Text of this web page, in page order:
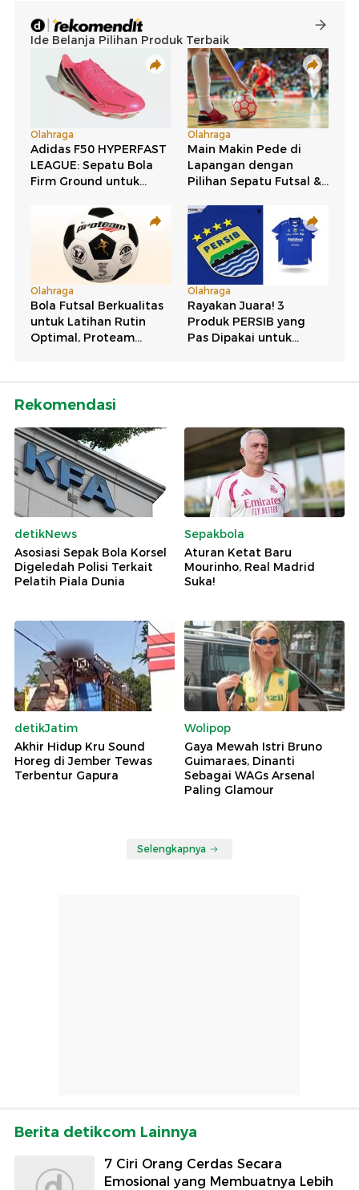
Rekomendasi
detikNews
Asosiasi Sepak Bola Korsel
Digeledah Polisi Terkait
Pelatih Piala Dunia
Sepakbola
Aturan Ketat Baru
Mourinho, Real Madrid
Suka!
detikJatim
Akhir Hidup Kru Sound
Horeg di Jember Tewas
Terbentur Gapura
Wolipop
Gaya Mewah Istri Bruno
Guimaraes, Dinanti
Sebagai WAGs Arsenal
Paling Glamour
Selengkapnya
Berita detikcom Lainnya
7 Ciri Orang Cerdas Secara
Emosional yang Membuatnya Lebih